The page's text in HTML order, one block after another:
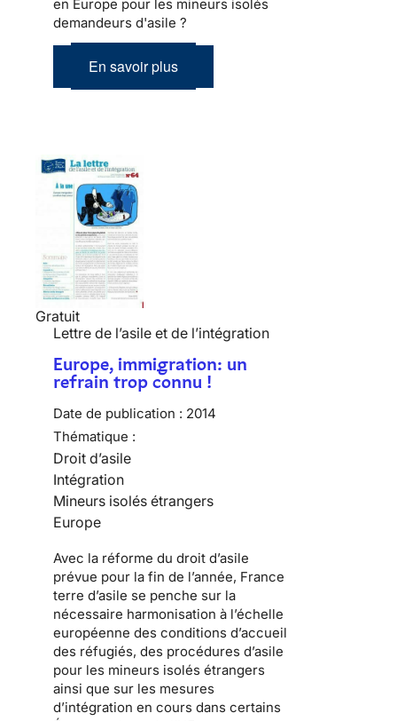
en Europe pour les mineurs isolés
demandeurs d'asile ?
En savoir plus
Gratuit
Lettre de l’asile et de l’intégration
Europe, immigration: un
refrain trop connu !
Date de publication : 2014
Thématique :
Droit d’asile
Intégration
Mineurs isolés étrangers
Europe
Avec la réforme du droit d’asile
prévue pour la fin de l’année, France
terre d’asile se penche sur la
nécessaire harmonisation à l’échelle
européenne des conditions d’accueil
des réfugiés, des procédures d’asile
pour les mineurs isolés étrangers
ainsi que sur les mesures
d’intégration en cours dans certains